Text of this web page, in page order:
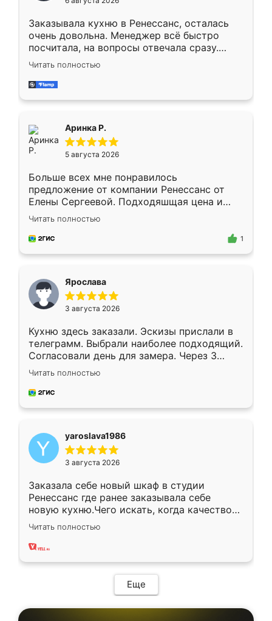
мебели буду заказывать только здесь.
Заказывала кухню в Ренессанс, осталась
очень довольна. Менеджер всё быстро
посчитала, на вопросы отвечала сразу.
Замерщик приехал в субботу, подошёл к
делу со всей ответственностью. Собрали
за день, ребята работали аккуратно, даже
Читать полностью
Аринка Р.
5 августа 2026
Больше всех мне понравилось
предложение от компании Ренессанс от
Елены Сергеевой. Подходяшщая цена и
короткие сроки изготовления. Приехавший
для замера сотрудник Владислав
предложил по моему эскизу самый
Читать полностью
1
Ярослава
3 августа 2026
Кухню здесь заказали. Эскизы прислали в
телеграмм. Выбрали наиболее подходящий.
Согласовали день для замера. Через 3
недели кухня была уже готова. Остались
довольны работой. Спасибо Ренессанс
мебель за качественную работу!
Читать полностью
yaroslava1986
3 августа 2026
Заказала себе новый шкаф в студии
Ренессанс где ранее заказывала себе
новую кухню.Чего искать, когда качеством
вполне довольна. Служит кухня уже почти
два года, нареканий нет.
Читать полностью
Еще